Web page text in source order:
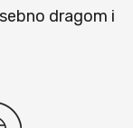
dragom i